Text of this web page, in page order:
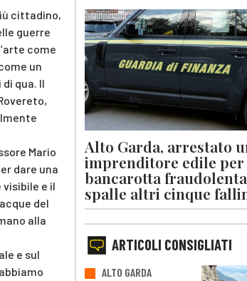
cittadino,
guerre
come
un
qua. Il
Mario
dare una
e il
del
alla
e sul
Alto Garda, arrestato
imprenditore edile per
bancarotta
spalle altri cinque
ARTICOLI CONSIGLIATI
ALTO GARDA